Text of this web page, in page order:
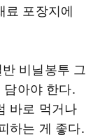
료 포장지에
비닐봉투 그
아야 한다.
바로 먹거나
하는 게 좋다.